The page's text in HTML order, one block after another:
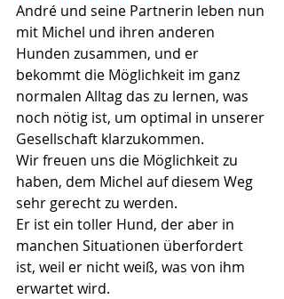
André und seine Partnerin leben nun
mit Michel und ihren anderen
Hunden zusammen, und er
bekommt die Möglichkeit im ganz
normalen Alltag das zu lernen, was
noch nötig ist, um optimal in unserer
Gesellschaft klarzukommen.
Wir freuen uns die Möglichkeit zu
haben, dem Michel auf diesem Weg
sehr gerecht zu werden.
Er ist ein toller Hund, der aber in
manchen Situationen überfordert
ist, weil er nicht weiß, was von ihm
erwartet wird.